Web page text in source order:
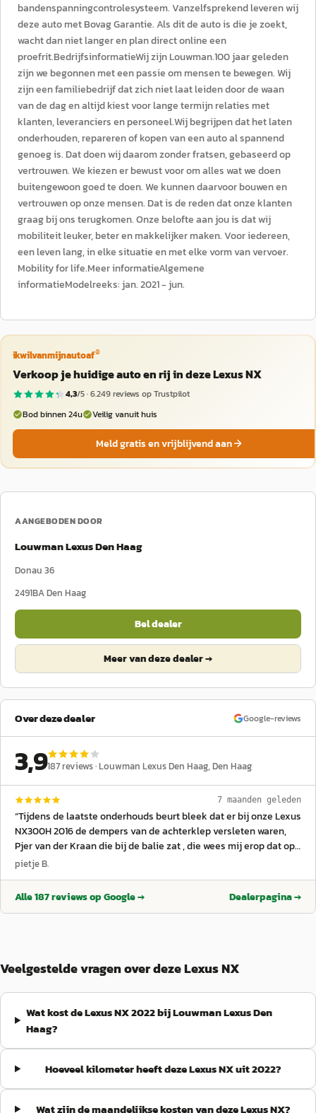
bandenspanningcontrolesysteem. Vanzelfsprekend leveren wij
deze auto met Bovag Garantie. Als dit de auto is die je zoekt,
wacht dan niet langer en plan direct online een
proefrit.BedrijfsinformatieWij zijn Louwman.100 jaar geleden
zijn we begonnen met een passie om mensen te bewegen. Wij
zijn een familiebedrijf dat zich niet laat leiden door de waan
van de dag en altijd kiest voor lange termijn relaties met
klanten, leveranciers en personeel.Wij begrijpen dat het laten
onderhouden, repareren of kopen van een auto al spannend
genoeg is. Dat doen wij daarom zonder fratsen, gebaseerd op
vertrouwen. We kiezen er bewust voor om alles wat we doen
buitengewoon goed te doen. We kunnen daarvoor bouwen en
vertrouwen op onze mensen. Dat is de reden dat onze klanten
graag bij ons terugkomen. Onze belofte aan jou is dat wij
mobiliteit leuker, beter en makkelijker maken. Voor iedereen,
een leven lang, in elke situatie en met elke vorm van vervoer.
Mobility for life.Meer informatieAlgemene
informatieModelreeks: jan. 2021 - jun.
ikwilvanmijnautoaf®
Verkoop je huidige auto en rij in deze Lexus NX
4,3/5 ·6.249reviews op Trustpilot
Bod binnen 24u
Veilig vanuit huis
Meld gratis en vrijblijvend aan
AANGEBODEN DOOR
Louwman Lexus Den Haag
Donau 36
2491BADen Haag
Bel dealer
Meer van deze dealer →
Over deze dealer Google-reviews
3,9187reviews ·Louwman Lexus Den Haag, Den Haag
7 maanden geleden
“Tijdens de laatste onderhouds beurt bleek dat er bij onze Lexus
NX300H 2016 de dempers van de achterklep versleten waren,
Pjer van der Kraan die bij de balie zat , die wees mij erop dat op
onderdelen zoals deze 10 jaar garantie zat. Pjer heeft alles
TOP service van Lexus Den Haag. Bedankt Pjer voor alles
pietje B.
Alle187reviews op Google → Dealerpagina →
Veelgestelde vragen over deze Lexus NX
Wat kost de Lexus NX 2022 bij Louwman Lexus Den
Haag?
Hoeveel kilometer heeft deze Lexus NX uit 2022?
Wat zijn de maandelijkse kosten van deze Lexus NX?